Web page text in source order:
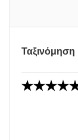
Ταξινόμηση